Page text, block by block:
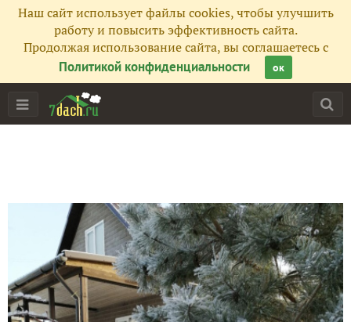
Наш сайт использует файлы cookies, чтобы улучшить
работу и повысить эффективность сайта.
Продолжая использование сайта, вы соглашаетесь с
Политикой конфиденциальности
ок